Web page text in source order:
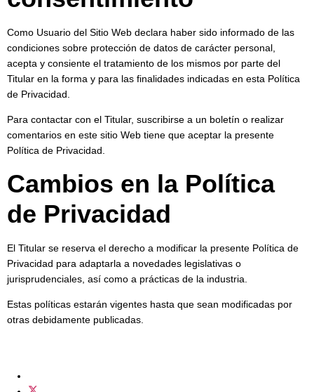
Como Usuario del Sitio Web declara haber sido informado de las
condiciones sobre protección de datos de carácter personal,
acepta y consiente el tratamiento de los mismos por parte del
Titular en la forma y para las finalidades indicadas en esta Política
de Privacidad.
Para contactar con el Titular, suscribirse a un boletín o realizar
comentarios en este sitio Web tiene que aceptar la presente
Política de Privacidad.
Cambios en la Política
de Privacidad
El Titular se reserva el derecho a modificar la presente Política de
Privacidad para adaptarla a novedades legislativas o
jurisprudenciales, así como a prácticas de la industria.
Estas políticas estarán vigentes hasta que sean modificadas por
otras debidamente publicadas.